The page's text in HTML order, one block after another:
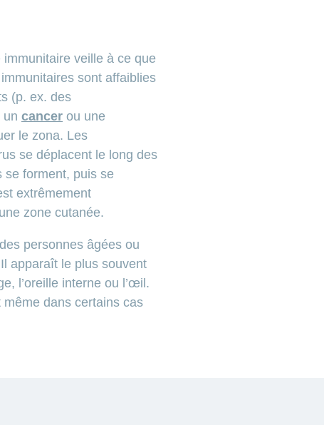
veille à ce que
sont affaiblies
(p. ex. des
un cancer ou une
le zona. Les
se déplacent le long des
se forment, puis se
extrêmement
zone cutanée.
personnes âgées ou
apparaît le plus souvent
l’oreille interne ou l’œil.
dans certains cas